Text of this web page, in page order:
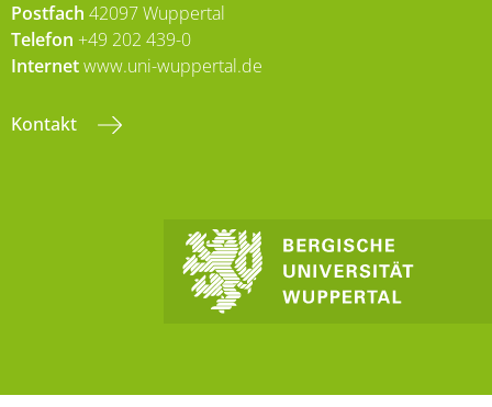
Postfach 42097 Wuppertal
Telefon +49 202 439-0
Internetwww.uni-wuppertal.de
Kontakt